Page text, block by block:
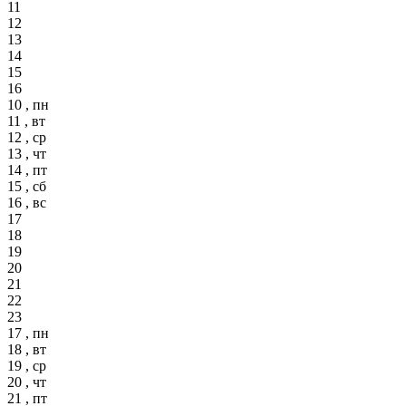
11
12
13
14
15
16
10 , пн
11 , вт
12 , ср
13 , чт
14 , пт
15 , сб
16 , вс
17
18
19
20
21
22
23
17 , пн
18 , вт
19 , ср
20 , чт
21 , пт